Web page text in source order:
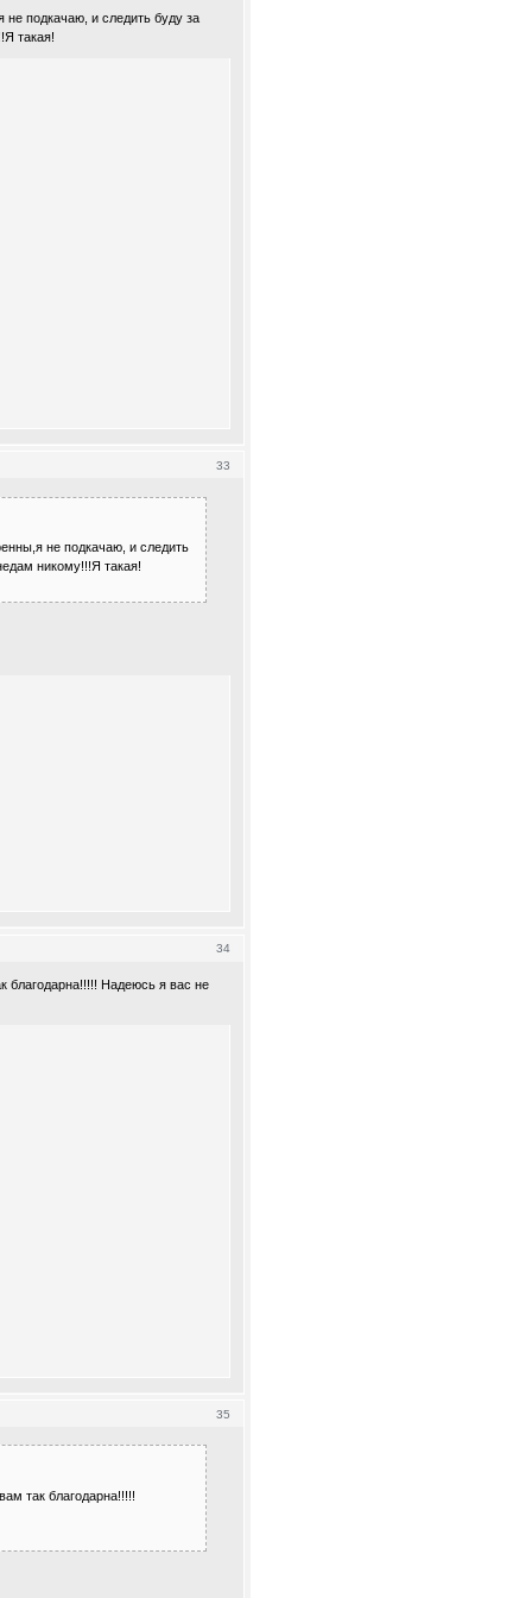
подкачаю, и следить буду за
такая!
33
не подкачаю, и следить
никому!!!Я такая!
34
благодарна!!!!! Надеюсь я вас не
35
так благодарна!!!!!